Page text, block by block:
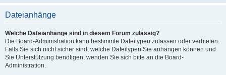
Dateianhänge
Welche Dateianhänge sind in diesem Forum zulässig?
Die Board-Administration kann bestimmte Dateitypen zulassen oder verbieten.
Falls Sie sich nicht sicher sind, welche Dateitypen Sie anhängen können und
Sie Unterstützung benötigen, wenden Sie sich bitte an die Board-
Administration.